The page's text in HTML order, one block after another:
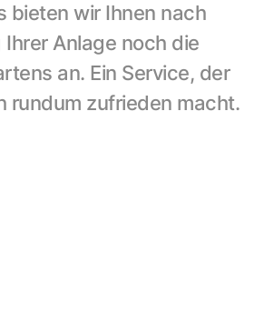
bieten wir Ihnen nach
Anlage noch die
an. Ein Service, der
rundum zufrieden macht.